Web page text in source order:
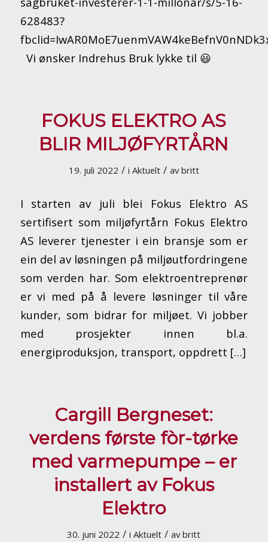
628483?
Vi ønsker Indrehus Bruk lykke til 😃
FOKUS ELEKTRO AS
BLIR MILJØFYRTÅRN
19. juli 2022 / i Aktuelt / avbritt
I starten av juli blei Fokus Elektro AS
sertifisert som miljøfyrtårn Fokus Elektro
AS leverer tjenester i ein bransje som er
ein del av løsningen på miljøutfordringene
som verden har. Som elektroentreprenør
er vi med på å levere løsninger til våre
kunder, som bidrar for miljøet. Vi jobber
med prosjekter innen bl.a.
energiproduksjon, transport, oppdrett […]
Cargill Bergneset:
verdens første fòr-tørke
med varmepumpe – er
installert av Fokus
Elektro
30. juni 2022 / iAktuelt / avbritt